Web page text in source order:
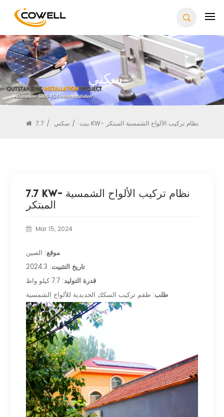
سكني
بيت / سكني / 7.7 KW- نظام تركيب الألواح الشمسية المبتكر
7.7 KW- نظام تركيب الألواح الشمسية
المبتكر
Mar 15, 2024
موقع: الصين
تاريخ التثبيت: 2024.3
قدرة التوليد: 7.7 كيلو واط
طلب: طقم تركيب السكك الحديدية للألواح الشمسية